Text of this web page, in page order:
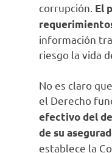
corrupción. El
información
riesgo la vida
No es claro
el Derecho
efectivo del
de su
establece la